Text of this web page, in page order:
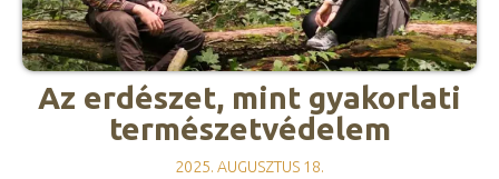
Az erdészet, mint gyakorlati
természetvédelem
2025. AUGUSZTUS 18.